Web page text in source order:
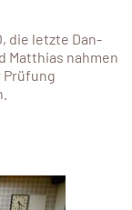
die letzte Dan-
Matthias nahmen
Prüfung